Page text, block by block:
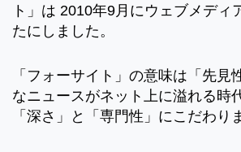
ト」は 2010年9月にウェブメディ
たにしました。
「フォーサイト」の意味は「先見
なニュースがネット上に溢れる時
「深さ」と「専門性」にこだわり